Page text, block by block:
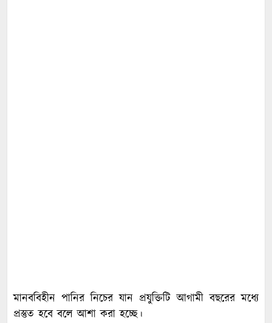
মানববিহীন পানির নিচের যান প্রযুক্তিটি আগামী বছরের মধ্যে
প্রস্তুত হবে বলে আশা করা হচ্ছে।